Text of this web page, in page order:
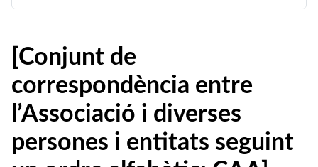
[Conjunt de
correspondència entre
l’Associació i diverses
persones i entitats seguint